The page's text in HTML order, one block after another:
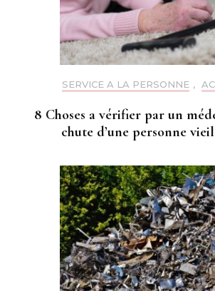
SERVICE A LA PERSONNE ,
8 Choses a vérifier par un
chute d’une personne